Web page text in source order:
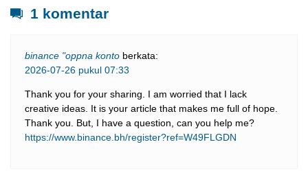
1 komentar
binance "oppna konto berkata:
2026-07-26 pukul 07:33
Thank you for your sharing. I am worried that I lack
creative ideas. It is your article that makes me full of hope.
Thank you. But, I have a question, can you help me?
https://www.binance.bh/register?ref=W49FLGDN